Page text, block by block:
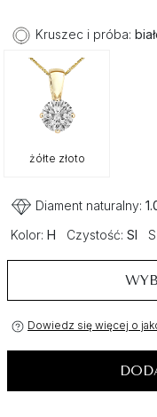
Kruszec i próba:
żółte złoto
Diament naturalny:
Kolor: H Czystość: SI
Dowiedz się więcej o